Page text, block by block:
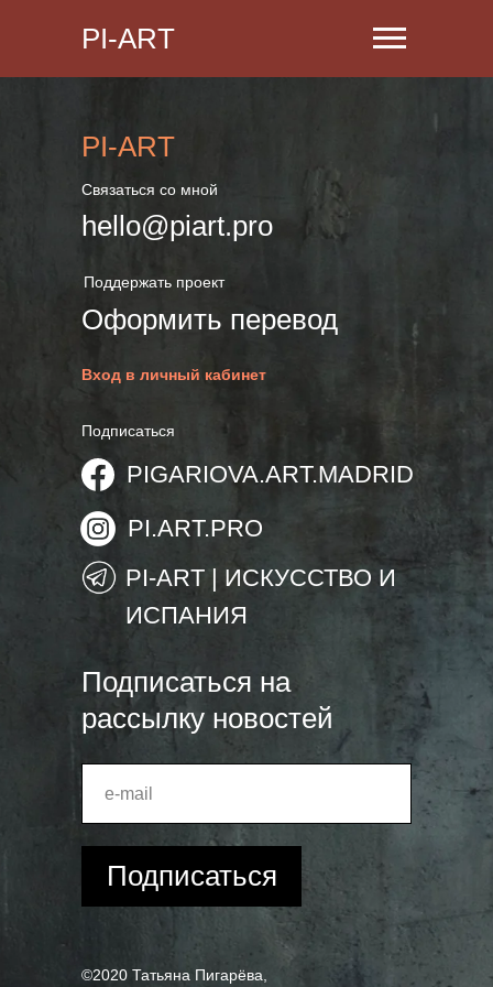
PI-ART
PI-ART
Связаться со мной
Поддержать проект
Подписаться
hello@piart.pro
Оформить перевод
PIGARIOVA.ART.MADRID
Подписаться на
рассылку новостей
©2020 Татьяна Пигарёва,
Подписаться
Вход в личный кабинет
PI-ART | ИСКУССТВО И
ИСПАНИЯ
PI.ART.PRO